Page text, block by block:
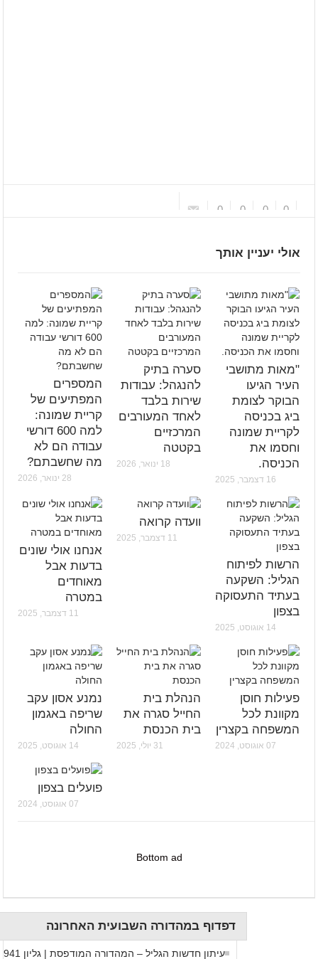
0
0
0
0
אולי יעניין אותך
המספרים
המפתיעים של
קריית שמונה:
למה 600 דורשי
עבודה הם לא
מה שחשבתם?
28 ינואר, 2026
סערה בתיק
להנגהל: עבודות
שירות בלבד
לאחד המעורבים
המרכזיים
בקטטה
18 ינואר, 2026
"מאות מתושבי
העיר הגיעו
הבוקר לצומת
ביג בכניסה
לקריית שמונה
וחסמו את
הכניסה.
16 דצמבר, 2025
אנחנו אולי שונים
בדעות אבל
מאוחדים
במטרה
11 דצמבר, 2025
וועדה קרואה
11 דצמבר, 2025
הרשות לפיתוח
הגליל: השקעה
בעתיד התעסוקה
בצפון
14 אוגוסט, 2025
נמנע אסון עקב
שריפה באגמון
החולה
14 אוגוסט, 2025
הנהלת בית
החייל סגרה את
בית הכנסת
31 יולי, 2025
פעילות חוסן
מקוונת לכל
המשפחה בקצרין
07 אוגוסט, 2024
פועלים בצפון
07 אוגוסט, 2024
Bottom ad
דפדוף במהדורה השבועית האחרונה
עיתון חדשות הגליל – המהדורה המודפסת | גליון 941